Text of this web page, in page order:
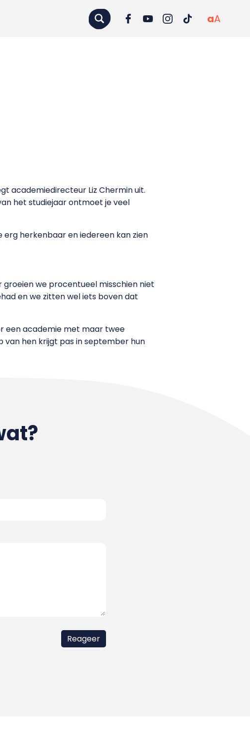
aA
academiedirecteur Liz Chermin uit.
het studiejaar ontmoet je veel
erg herkenbaar en iedereen kan zien
groeien we procentueel misschien niet
en we zitten wel iets boven dat
een academie met maar twee
van hen krijgt pas in september hun